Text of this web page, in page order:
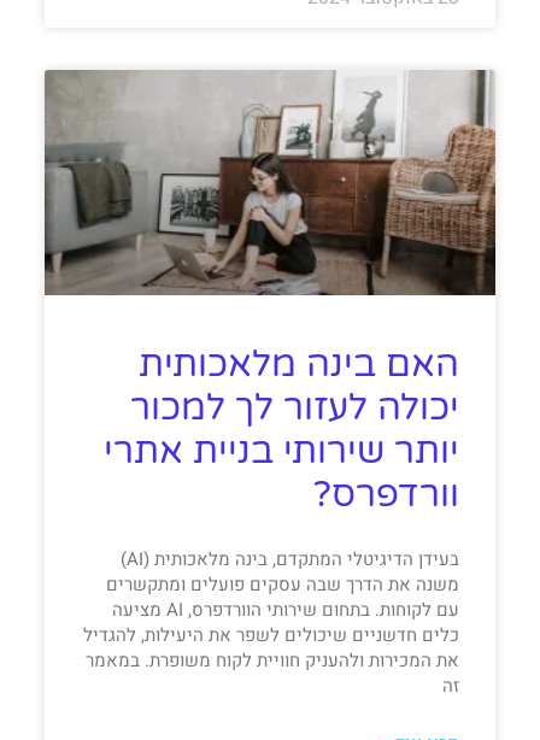
האם בינה מלאכותית
יכולה לעזור לך למכור
יותר שירותי בניית אתרי
וורדפרס?
בעידן הדיגיטלי המתקדם, בינה מלאכותית (AI)
משנה את הדרך שבה עסקים פועלים ומתקשרים
עם לקוחות. בתחום שירותי הוורדפרס, AI מציעה
כלים חדשניים שיכולים לשפר את היעילות, להגדיל
את המכירות ולהעניק חוויית לקוח משופרת. במאמר
זה